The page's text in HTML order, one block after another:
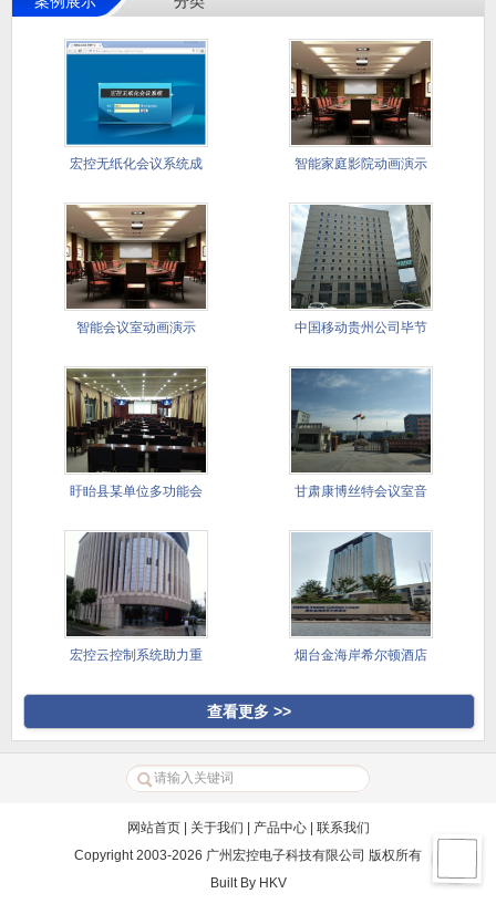
宏控无纸化会议系统成 智能家庭影院动画演示
智能会议室动画演示 中国移动贵州公司毕节
盱眙县某单位多功能会 甘肃康博丝特会议室音
宏控云控制系统助力重 烟台金海岸希尔顿酒店
查看更多 >>
网站首页| 关于我们 产品中心| 联系我们
Copyright 2003-2026 广州宏控电子科技有限公司 版权所有
Built By HKV